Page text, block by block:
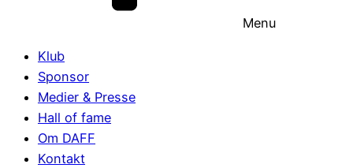
Menu
Klub
Sponsor
Medier & Presse
Hall of fame
Om DAFF
Kontakt